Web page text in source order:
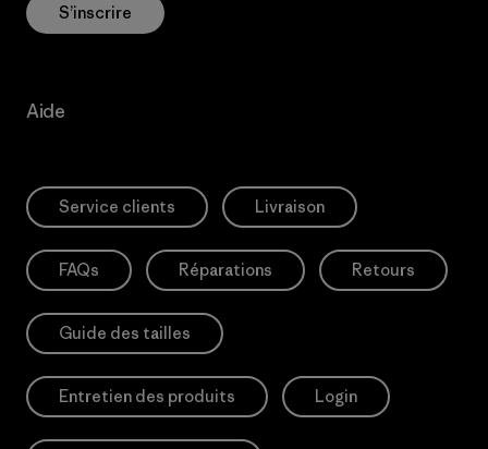
S’inscrire
Aide
Service clients Livraison
FAQs Réparations Retours
Guide des tailles
Entretien des produits Login